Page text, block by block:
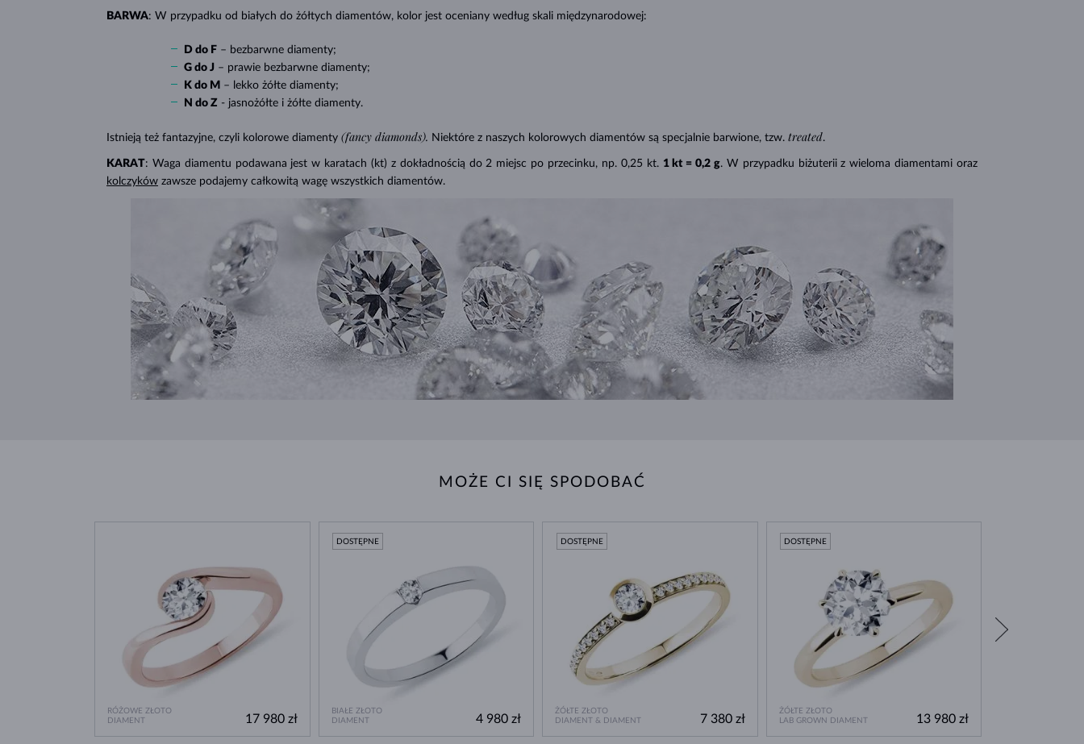
BARWA: W przypadku od białych do żółtych diamentów, kolor jest oceniany według skali międzynarodowej:
D do F – bezbarwne diamenty;
G do J – prawie bezbarwne diamenty;
K do M – lekko żółte diamenty;
N do Z - jasnożółte i żółte diamenty.
Istnieją też fantazyjne, czyli kolorowe diamenty (fancy diamonds). Niektóre z naszych kolorowych diamentów są specjalnie barwione, tzw. treated.
KARAT: Waga diamentu podawana jest w karatach (kt) z dokładnością do 2 miejsc po przecinku, np. 0,25 kt. 1 kt = 0,2 g. W przypadku biżuterii z wieloma diamentami oraz
kolczyków zawsze podajemy całkowitą wagę wszystkich diamentów.
MOŻE CI SIĘ SPODOBAĆ
RÓŻOWE ZŁOTO
DIAMENT
17 980 zł
BIAŁE ZŁOTO
DIAMENT
DOSTĘPNE
4 980 zł
ŻÓŁTE ZŁOTO
DIAMENT & DIAMENT
DOSTĘPNE
7 380 zł
ŻÓŁTE ZŁOTO
LAB GROWN DIAMENT
DOSTĘPNE
13 980 zł